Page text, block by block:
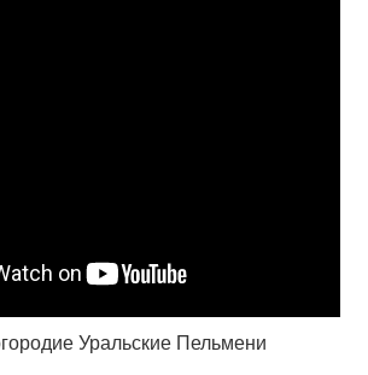
Уральские Пельмени